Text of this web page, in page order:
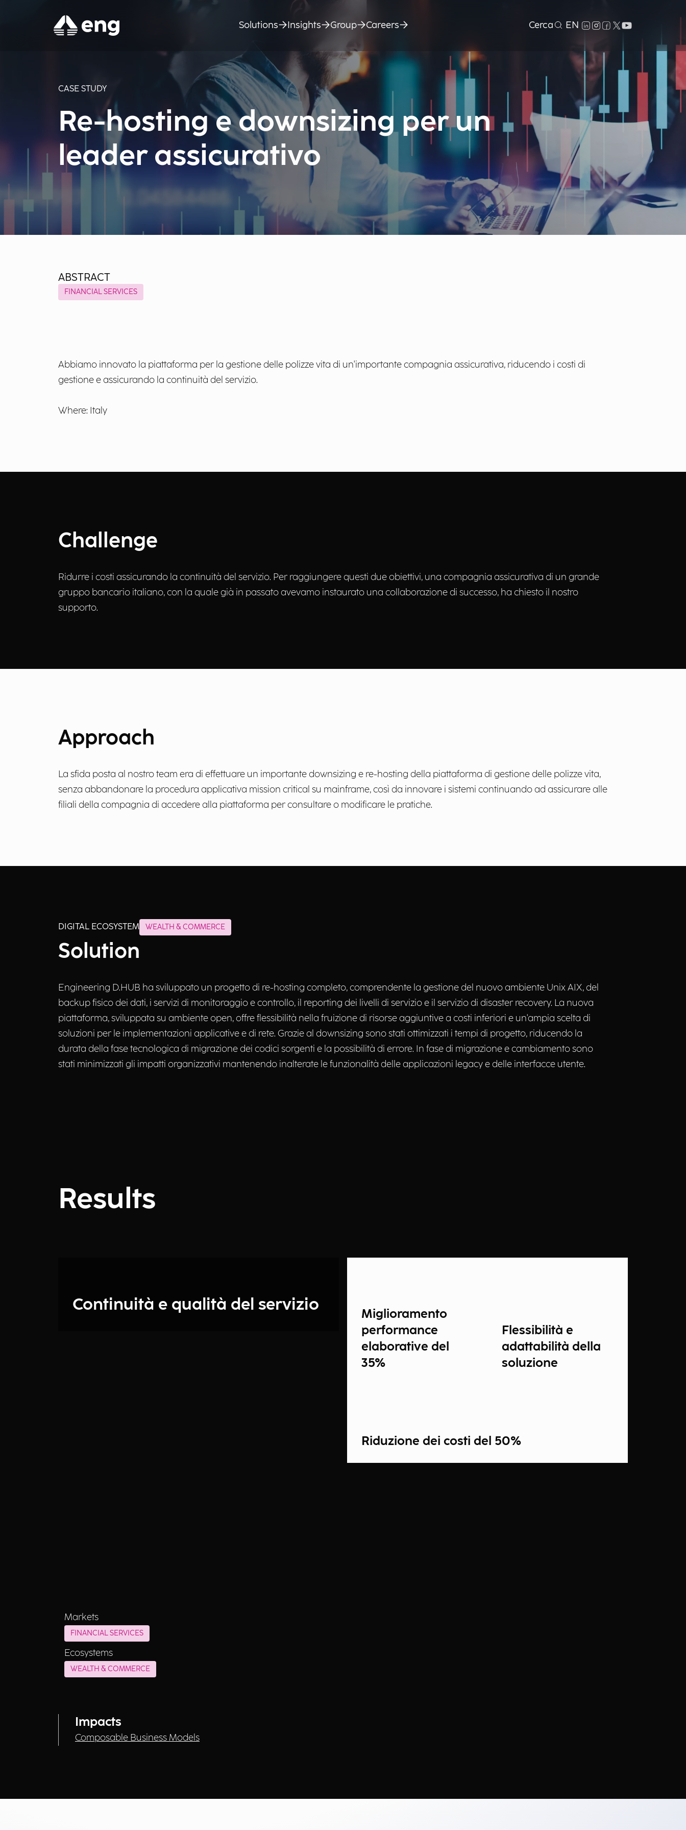
Solutions Insights Group Careers Cerca EN
CASE STUDY
Re-hosting e downsizing per un
leader assicurativo
ABSTRACT
FINANCIAL SERVICES
Abbiamo innovato la piattaforma per la gestione delle polizze vita di un'importante compagnia assicurativa, riducendo i costi di
gestione e assicurando la continuità del servizio.
Where: Italy
Challenge
Ridurre i costi assicurando la continuità del servizio. Per raggiungere questi due obiettivi, una compagnia assicurativa di un grande
gruppo bancario italiano, con la quale già in passato avevamo instaurato una collaborazione di successo, ha chiesto il nostro
supporto.
Approach
La sfida posta al nostro team era di effettuare un importante downsizing e re-hosting della piattaforma di gestione delle polizze vita,
senza abbandonare la procedura applicativa mission critical su mainframe, così da innovare i sistemi continuando ad assicurare alle
filiali della compagnia di accedere alla piattaforma per consultare o modificare le pratiche.
DIGITAL ECOSYSTEM WEALTH & COMMERCE
Solution
Engineering D.HUB ha sviluppato un progetto di re-hosting completo, comprendente la gestione del nuovo ambiente Unix AIX, del
backup fisico dei dati, i servizi di monitoraggio e controllo, il reporting dei livelli di servizio e il servizio di disaster recovery. La nuova
piattaforma, sviluppata su ambiente open, offre flessibilità nella fruizione di risorse aggiuntive a costi inferiori e un'ampia scelta di
soluzioni per le implementazioni applicative e di rete. Grazie al downsizing sono stati ottimizzati i tempi di progetto, riducendo la
durata della fase tecnologica di migrazione dei codici sorgenti e la possibilità di errore. In fase di migrazione e cambiamento sono
stati minimizzati gli impatti organizzativi mantenendo inalterate le funzionalità delle applicazioni legacy e delle interfacce utente.
Results
Continuità e qualità del servizio
Miglioramento
performance
elaborative del
35%
Flessibilità e
adattabilità della
soluzione
Riduzione dei costi del 50%
Markets
FINANCIAL SERVICES
Ecosystems
WEALTH & COMMERCE
Impacts
Composable Business Models